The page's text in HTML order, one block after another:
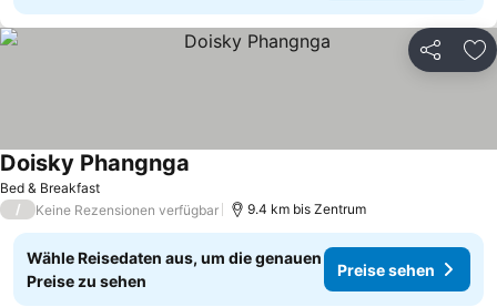
Teilen
Bed & Breakfast
Doisky Phangnga
/ Keine Rezensionen verfügbar 9.4 km bis Zentrum
Wähle Reisedaten aus, um die genauen
Preise zu sehen
Preise sehen